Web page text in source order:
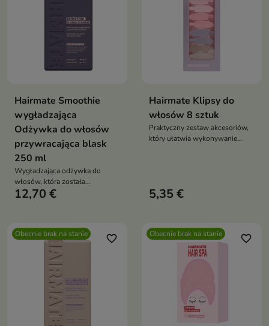
Hairmate Smoothie
wygładzająca
Odżywka do włosów
przywracająca blask
250 ml
Wygładzająca odżywka do
włosów, która została
stworzona z myślą o pasmach
12,70 €
Hairmate Klipsy do
włosów 8 sztuk
Praktyczny zestaw akcesoriów,
który ułatwia wykonywanie
5,35 €
Obecnie brak na stanie favorite_border Obecnie brak na stanie favorite_border